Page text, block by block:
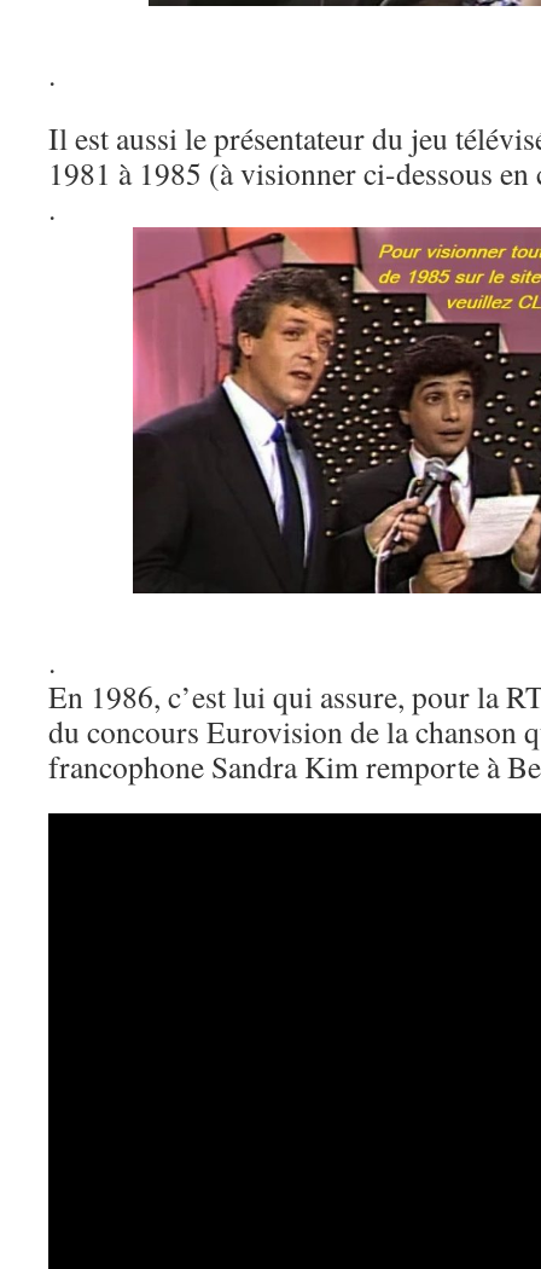
.
Il est aussi le présentateur du jeu
1981 à 1985 (à visionner ci-dessous
.
.
En 1986, c’est lui qui assure, pour la
du concours Eurovision de la chanson
francophone Sandra Kim remporte à